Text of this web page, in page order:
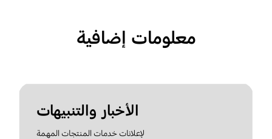
معلومات إضافية
الأخبار والتنبيهات
لإعلانات خدمات المنتجات المهمة